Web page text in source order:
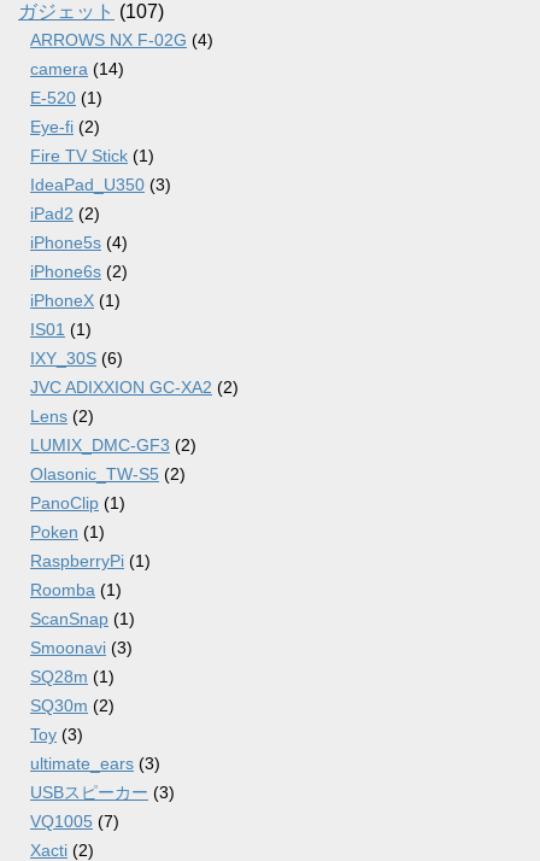
ガジェット (107)
ARROWS NX F-02G (4)
camera (14)
E-520 (1)
Eye-fi (2)
Fire TV Stick (1)
IdeaPad_U350 (3)
iPad2 (2)
iPhone5s (4)
iPhone6s (2)
iPhoneX (1)
IS01 (1)
IXY_30S (6)
JVC ADIXXION GC-XA2 (2)
Lens (2)
LUMIX_DMC-GF3 (2)
Olasonic_TW-S5 (2)
PanoClip (1)
Poken (1)
RaspberryPi (1)
Roomba (1)
ScanSnap (1)
Smoonavi (3)
SQ28m (1)
SQ30m (2)
Toy (3)
ultimate_ears (3)
USBスピーカー (3)
VQ1005 (7)
Xacti (2)